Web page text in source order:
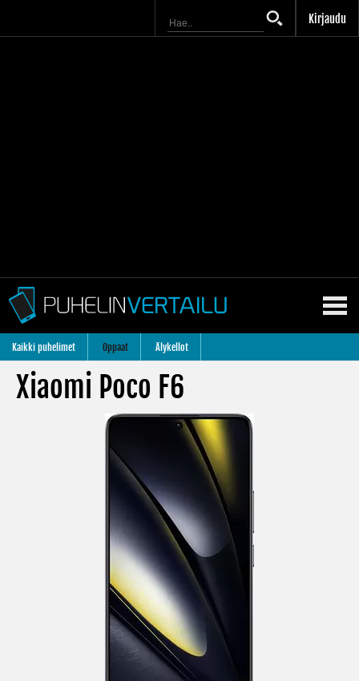
Kirjaudu
Kaikki puhelimet Oppaat Älykellot
Xiaomi Poco F6